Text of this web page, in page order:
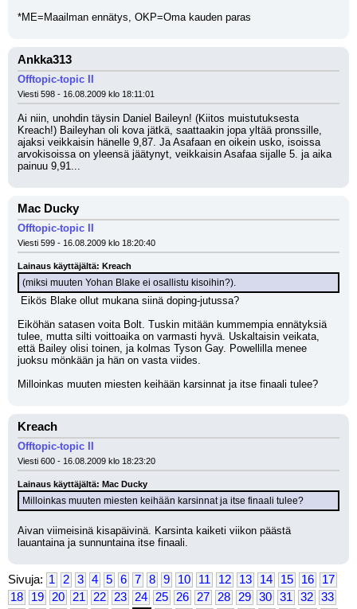
*ME=Maailman ennätys, OKP=Oma kauden paras
Ankka313
Offtopic-topic II
Viesti 598 - 16.08.2009 klo 18:11:01
Ai niin, unohdin täysin Daniel Baileyn! (Kiitos muistutuksesta
Kreach!) Baileyhan oli kova jätkä, saattaakin jopa yltää pronssille,
ajaksi veikkaisin hänelle 9,87. Ja Asafaan en oikein usko, isoissa
arvokisoissa on yleensä jäätynyt, veikkaisin Asafaa sijalle 5. ja aika
painuu 9,91...
Mac Ducky
Offtopic-topic II
Viesti 599 - 16.08.2009 klo 18:20:40
Lainaus käyttäjältä: Kreach
(miksi muuten Yohan Blake ei osallistu kisoihin?).
Eikös Blake ollut mukana siinä doping-jutussa?
Eiköhän satasen voita Bolt. Tuskin mitään kummempia ennätyksiä
tulee, mutta silti voittoaika on varmasti hyvä. Uskaltaisin veikata,
että Bailey olisi toinen, ja kolmas Tyson Gay. Powellilla menee
juoksu mönkään ja hän on vasta viides.
Milloinkas muuten miesten keihään karsinnat ja itse finaali tulee?
Kreach
Offtopic-topic II
Viesti 600 - 16.08.2009 klo 18:23:20
Lainaus käyttäjältä: Mac Ducky
Milloinkas muuten miesten keihään karsinnat ja itse finaali tulee?
Aivan viimeisinä kisapäivinä. Karsinta kaiketi viikon päästä
lauantaina ja sunnuntaina itse finaali.
Sivuja: 1 2 3 4 5 6 7 8 9 10 11 12 13 14 15 16
17
18
19 20 21 22 23 24 25 26 27 28 29 30 31 32 33